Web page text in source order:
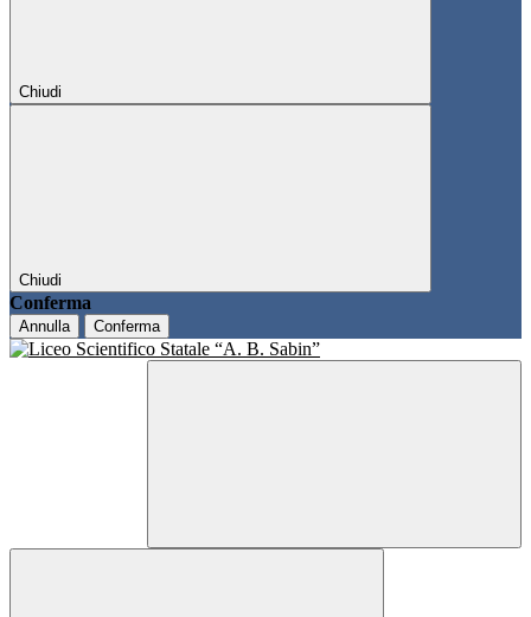
Chiudi
Chiudi
Conferma
Annulla Conferma